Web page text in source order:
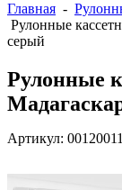
Главная -
Рулонные
серый
Рулонные
Артикул: 00120011